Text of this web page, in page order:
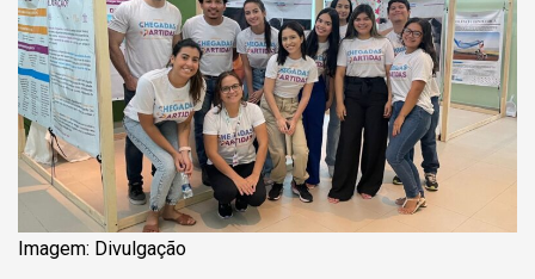
Imagem: Divulgação